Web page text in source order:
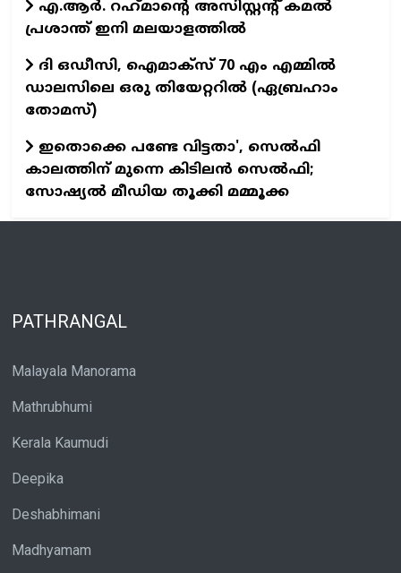
എ.ആര്‍. റഹ്‌മാന്റെ അസിസ്റ്റന്റ് കമല്‍
പ്രശാന്ത് ഇനി മലയാളത്തില്‍
ദി ഒഡീസി, ഐമാക്സ് 70 എം എമ്മിൽ
ഡാലസിലെ ഒരു തിയേറ്ററിൽ (ഏബ്രഹാം
തോമസ്)
ഇതൊക്കെ പണ്ടേ വിട്ടതാ', സെല്‍ഫി
കാലത്തിന് മുന്നെ കിടിലന്‍ സെല്‍ഫി;
സോഷ്യല്‍ മീഡിയ തൂക്കി മമ്മൂക്ക
PATHRANGAL
Malayala Manorama
Mathrubhumi
Kerala Kaumudi
Deepika
Deshabhimani
Madhyamam